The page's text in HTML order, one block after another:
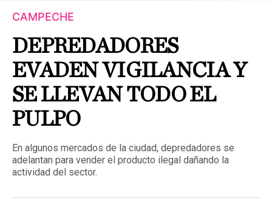
CAMPECHE
DEPREDADORES
EVADEN VIGILANCIA Y
SE LLEVAN TODO EL
PULPO
En algunos mercados de la ciudad, depredadores se
adelantan para vender el producto ilegal dañando la
actividad del sector.